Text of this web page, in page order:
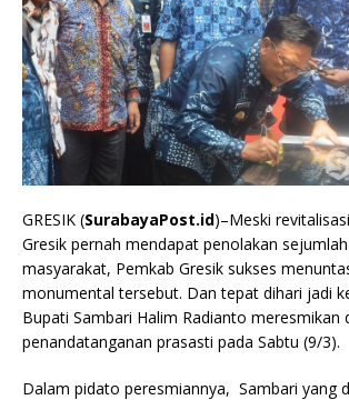
GRESIK (SurabayaPost.id)–Meski
Gresik pernah mendapat penolakan
masyarakat, Pemkab Gresik sukses
monumental tersebut. Dan tepat dihari jadi
Bupati Sambari Halim Radianto meresmikan
penandatanganan prasasti pada Sabtu (9/3).
Dalam pidato peresmiannya, Sambari yang